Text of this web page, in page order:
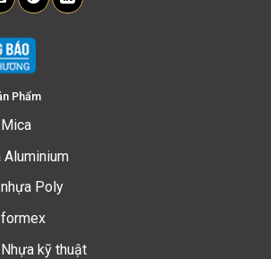
Phẩm
Aluminium
Poly
kỹ thuật